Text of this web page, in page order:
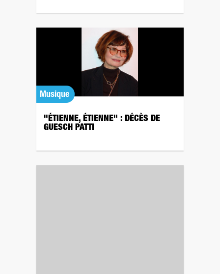
Musique
"ÉTIENNE, ÉTIENNE" : DÉCÈS DE
GUESCH PATTI